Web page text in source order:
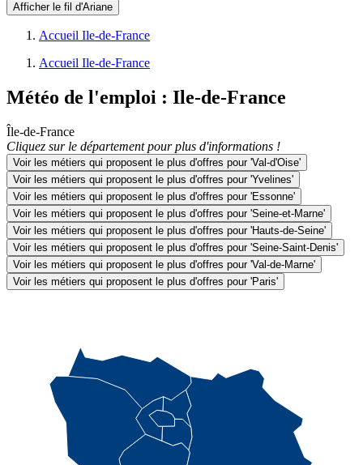
Afficher le fil d'Ariane
Accueil Ile-de-France
Accueil Ile-de-France
Météo de l'emploi : Ile-de-France
Île-de-France
Cliquez sur le département pour plus d'informations !
Voir les métiers qui proposent le plus d'offres pour 'Val-d'Oise'
Voir les métiers qui proposent le plus d'offres pour 'Yvelines'
Voir les métiers qui proposent le plus d'offres pour 'Essonne'
Voir les métiers qui proposent le plus d'offres pour 'Seine-et-Marne'
Voir les métiers qui proposent le plus d'offres pour 'Hauts-de-Seine'
Voir les métiers qui proposent le plus d'offres pour 'Seine-Saint-Denis'
Voir les métiers qui proposent le plus d'offres pour 'Val-de-Marne'
Voir les métiers qui proposent le plus d'offres pour 'Paris'